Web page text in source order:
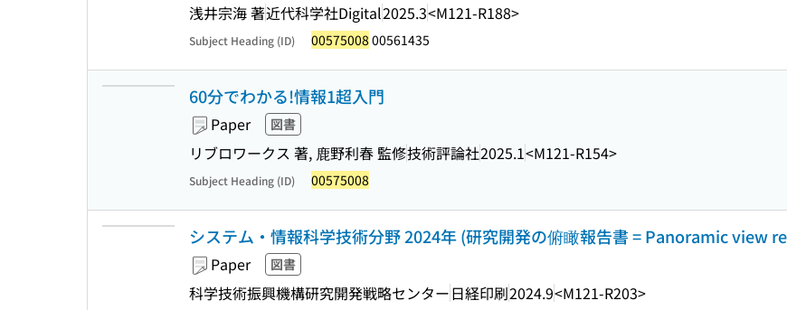
浅井宗海 著近代科学社Digital2025.3<M121-R188>
Subject Heading (ID) 00575008 00561435
60分でわかる!情報1超入門
Paper 図書
リブロワークス 著, 鹿野利春 監修技術評論社2025.1<M121-R154>
Subject Heading (ID) 00575008
システム・情報科学技術分野 2024年 (研究開発の俯瞰報告書 = Panoramic view
Paper 図書
科学技術振興機構研究開発戦略センター日経印刷2024.9<M121-R203>